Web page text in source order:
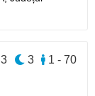
1 - 70
3